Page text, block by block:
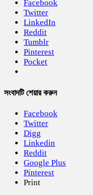
Facebook
Twitter
LinkedIn
Reddit
Tumblr
Pinterest
Pocket
সংবাদটি শেয়ার করুন
Facebook
Twitter
Digg
Linkedin
Reddit
Google Plus
Pinterest
Print